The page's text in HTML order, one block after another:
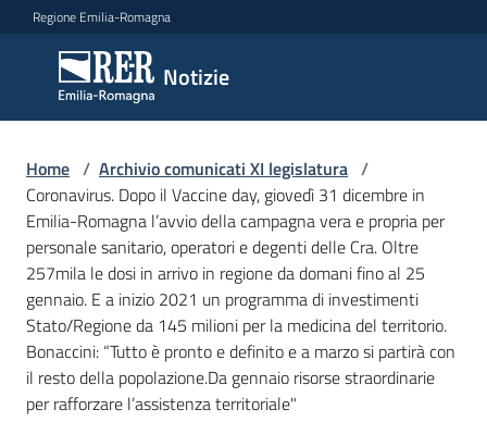
Vai al contenuto
Vai alla navigazione
Vai al footer
Regione Emilia-Romagna
Notizie
Notizie
Comunicati
stampa
Cerca
un
comunicato
Risorse
Home / Archivio comunicati XI legislatura /
Coronavirus. Dopo il Vaccine day, giovedì 31 dicembre in
Emilia-Romagna l’avvio della campagna vera e propria per
personale sanitario, operatori e degenti delle Cra. Oltre
257mila le dosi in arrivo in regione da domani fino al 25
gennaio. E a inizio 2021 un programma di investimenti
Stato/Regione da 145 milioni per la medicina del territorio.
Bonaccini: “Tutto è pronto e definito e a marzo si partirà con
il resto della popolazione.Da gennaio risorse straordinarie
per rafforzare l’assistenza territoriale"